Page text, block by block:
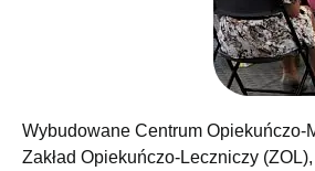
Wybudowane Centrum
Zakład Opiekuńczo-Leczniczy